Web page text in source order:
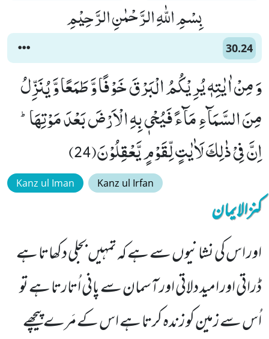
بِسْمِ اللّٰهِ الرَّحْمٰنِ الرَّحِیْمِ
30.24
وَ مِنْ اٰیٰتِهٖ یُرِیْكُمُ الْبَرْقَ خَوْفًا وَّ طَمَعًا وَّ یُنَزِّلُ
مِنَ السَّمَآءِ مَآءً فَیُحْیٖ بِهِ الْاَرْضَ بَعْدَ مَوْتِهَاؕ-
اِنَّ فِیْ ذٰلِكَ لَاٰیٰتٍ لِّقَوْمٍ یَّعْقِلُوْنَ(24)
Kanz ul Iman Kanz ul Irfan
کنزالایمان
اور اس کی نشانیوں سے ہے کہ تمہیں بجلی دکھاتا ہے
ڈراتی اور امید دلاتی اور آسمان سے پانی اُتارتا ہے تو
اُس سے زمین کو زندہ کرتا ہے اس کے مَرے پیچھے